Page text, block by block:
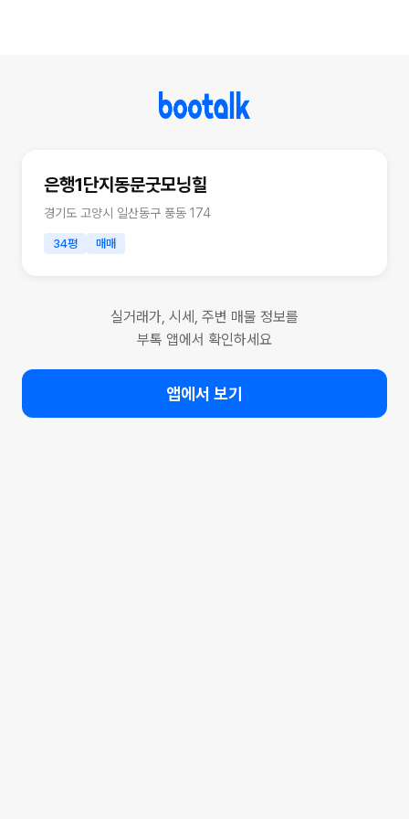
은행1단지동문굿모닝힐
경기도 고양시 일산동구 풍동 174
34평 매매
실거래가, 시세, 주변 매물 정보를
부톡 앱에서 확인하세요
앱에서 보기